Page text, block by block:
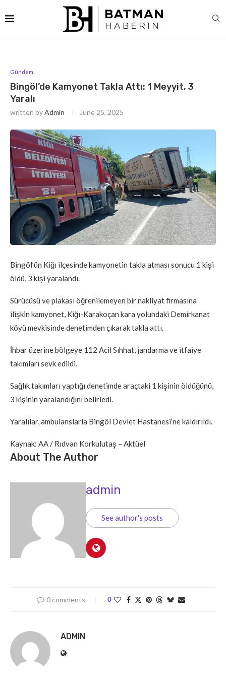
Gündem
Bingöl’de Kamyonet Takla Attı: 1 Meyyit, 3
Yaralı
written byAdmin June 25, 2025
Bingöl’ün Kiğı ilçesinde kamyonetin takla atması sonucu 1 kişi
öldü, 3 kişi yaralandı.
Sürücüsü ve plakası öğrenilemeyen bir nakliyat firmasına
ilişkin kamyonet, Kiğı-Karakoçan kara yolundaki Demirkanat
köyü mevkisinde denetimden çıkarak takla attı.
İhbar üzerine bölgeye 112 Acil Sıhhat, jandarma ve itfaiye
takımları sevk edildi.
Sağlık takımları yaptığı denetimde araçtaki 1 kişinin öldüğünü,
3 kişinin yaralandığını belirledi.
Yaralılar, ambulanslarla Bingöl Devlet Hastanesi’ne kaldırıldı.
Kaynak: AA / Rıdvan Korkulutaş – Aktüel
About The Author
admin
See author's posts
0 comments 0
ADMIN